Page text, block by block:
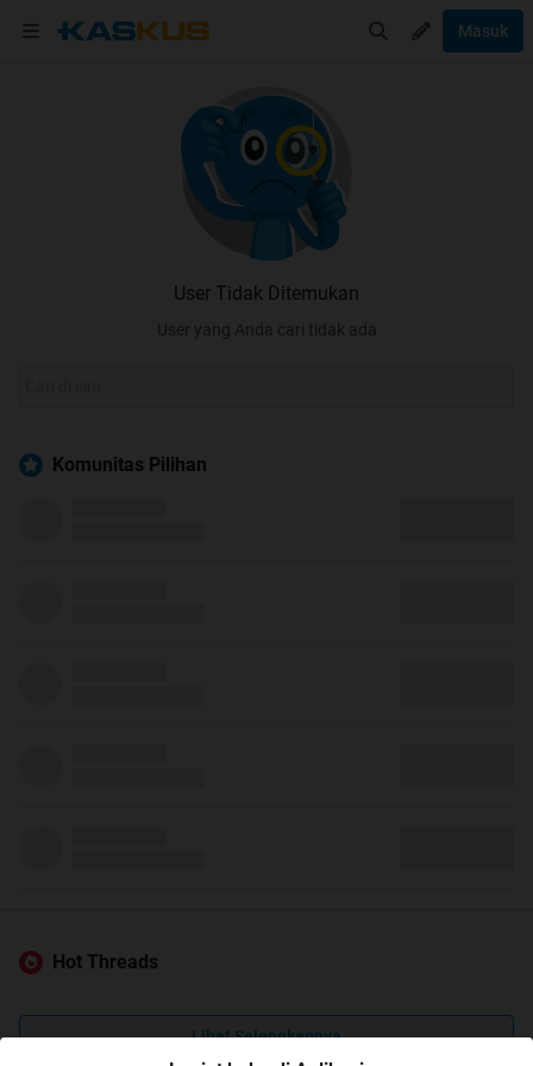
Masuk
User Tidak Ditemukan
User yang Anda cari tidak ada
Komunitas Pilihan
Hot Threads
Lihat Selengkapnya